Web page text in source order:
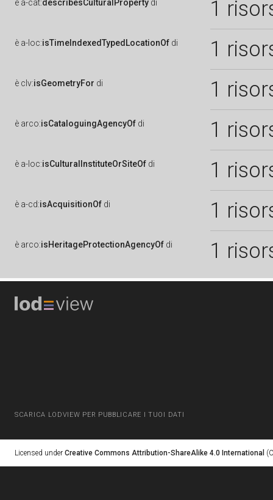
è a-cat:describesCulturalProperty di 1
è a-loc:isTimeIndexedTypedLocationOf di 1
è clv:isGeometryFor di 1
è arco:isCataloguingAgencyOf di 1
è a-loc:isCulturalInstituteOrSiteOf di 1
è a-cd:isAcquisitionOf di 1
è arco:isHeritageProtectionAgencyOf di 1
SCARICA LODVIEW PER PUBBLICARE I TUOI DATI
Licensed under Creative Commons Attribution-ShareAlike 4.0 International